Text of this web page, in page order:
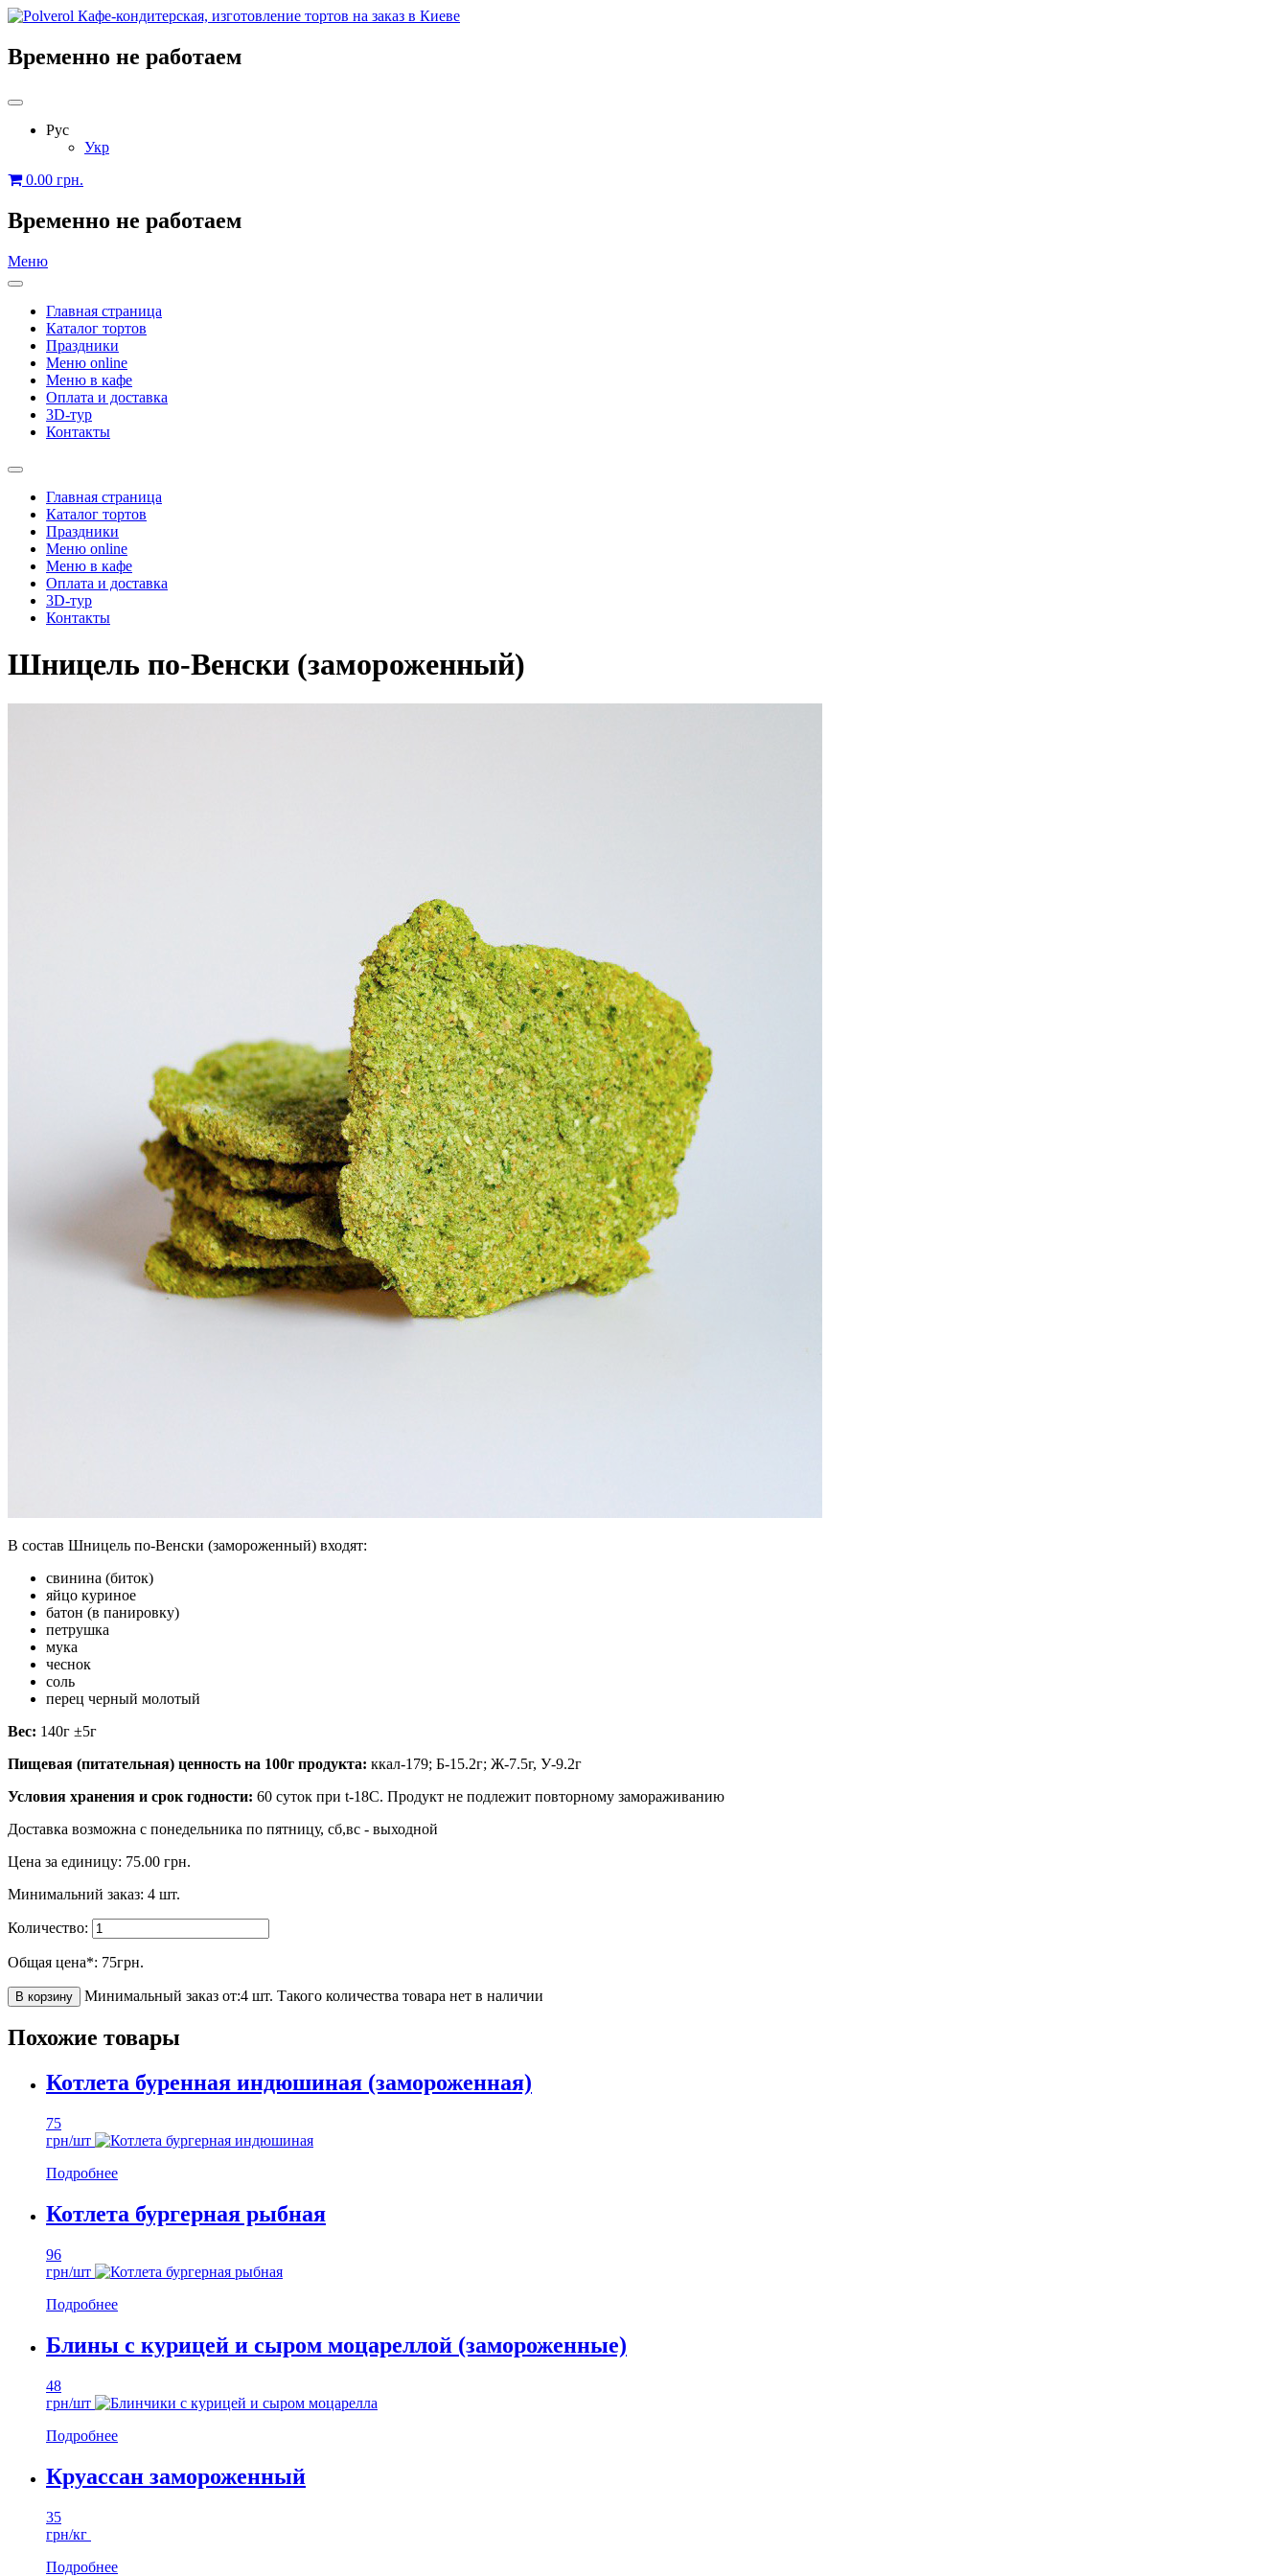
Временно не работаем
Рус
Укр
0.00 грн.
Временно не работаем
Меню
Главная страница
Каталог тортов
Праздники
Меню online
Меню в кафе
Оплата и доставка
3D-тур
Контакты
Главная страница
Каталог тортов
Праздники
Меню online
Меню в кафе
Оплата и доставка
3D-тур
Контакты
Шницель по-Венски (замороженный)
В состав Шницель по-Венски (замороженный) входят:
свинина (биток)
яйцо куриное
батон (в панировку)
петрушка
мука
чеснок
соль
перец черный молотый
Вес: 140г ±5г
Пищевая (питательная) ценность на 100г продукта: ккал-179; Б-15.2г; Ж-7.5г, У-9.2г
Условия хранения и срок годности: 60 суток при t-18C. Продукт не подлежит повторному замораживанию
Доставка возможна с понедельника по пятницу, сб,вс - выходной
Цена за единицу: 75.00 грн.
Минимальний заказ: 4 шт.
Количество:
Общая цена*: 75грн.
В корзину Минимальный заказ от:4 шт. Такого количества товара нет в наличии
Похожие товары
Котлета буренная индюшиная (замороженная)
75
грн/шт
Подробнее
Котлета бургерная рыбная
96
грн/шт
Подробнее
Блины с курицей и сыром моцареллой (замороженные)
48
грн/шт
Подробнее
Круассан замороженный
35
грн/кг
Подробнее